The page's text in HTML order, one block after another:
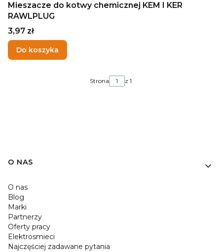
Mieszacze do kotwy chemicznej KEM I KER
RAWLPLUG
Cena
3,97 zł
Do koszyka
Strona z 1
O NAS
O nas
Blog
Marki
Partnerzy
Oferty pracy
Elektrosmieci
Najczęściej zadawane pytania